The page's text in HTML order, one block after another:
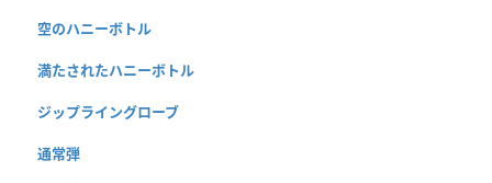
空のハニーボトル
満たされたハニーボトル
ジップライングローブ
通常弾